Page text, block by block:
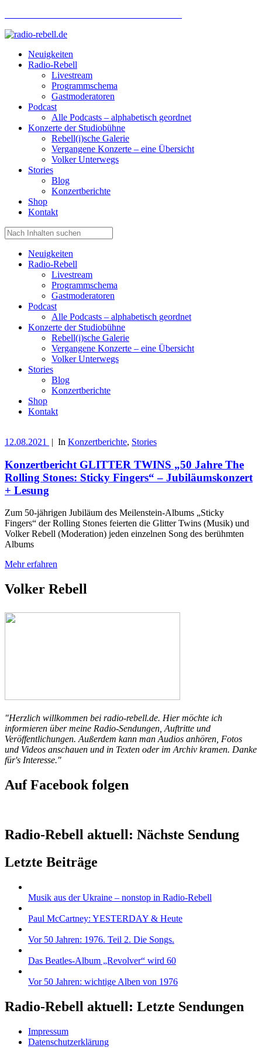
Neuigkeiten
Radio-Rebell
Livestream
Programmschema
Gastmoderatoren
Podcast
Alle Podcasts – alphabetisch geordnet
Konzerte der Studiobühne
Rebell(i)sche Galerie
Vergangene Konzerte – eine Übersicht
Volker Unterwegs
Stories
Blog
Konzertberichte
Shop
Kontakt
Neuigkeiten
Radio-Rebell
Livestream
Programmschema
Gastmoderatoren
Podcast
Alle Podcasts – alphabetisch geordnet
Konzerte der Studiobühne
Rebell(i)sche Galerie
Vergangene Konzerte – eine Übersicht
Volker Unterwegs
Stories
Blog
Konzertberichte
Shop
Kontakt
12.08.2021 | In Konzertberichte, Stories
Konzertbericht GLITTER TWINS „50 Jahre The
Rolling Stones: Sticky Fingers“ – Jubiläumskonzert
+ Lesung
Zum 50-jährigen Jubiläum des Meilenstein-Albums „Sticky
Fingers“ der Rolling Stones feierten die Glitter Twins (Musik) und
Volker Rebell (Moderation) jeden einzelnen Song des berühmten
Albums
Mehr erfahren
Volker Rebell
"Herzlich willkommen bei radio-rebell.de. Hier möchte ich
informieren über meine Radio-Sendungen, Auftritte und
Veröffentlichungen. Außerdem kann man Audios anhören, Fotos
und Videos anschauen und in Texten oder im Archiv kramen. Danke
für's Interesse."
Auf Facebook folgen
Radio-Rebell aktuell: Nächste Sendung
Letzte Beiträge
Musik aus der Ukraine – nonstop in Radio-Rebell
Paul McCartney: YESTERDAY & Heute
Vor 50 Jahren: 1976. Teil 2. Die Songs.
Das Beatles-Album „Revolver“ wird 60
Vor 50 Jahren: wichtige Alben von 1976
Radio-Rebell aktuell: Letzte Sendungen
Impressum
Datenschutzerklärung